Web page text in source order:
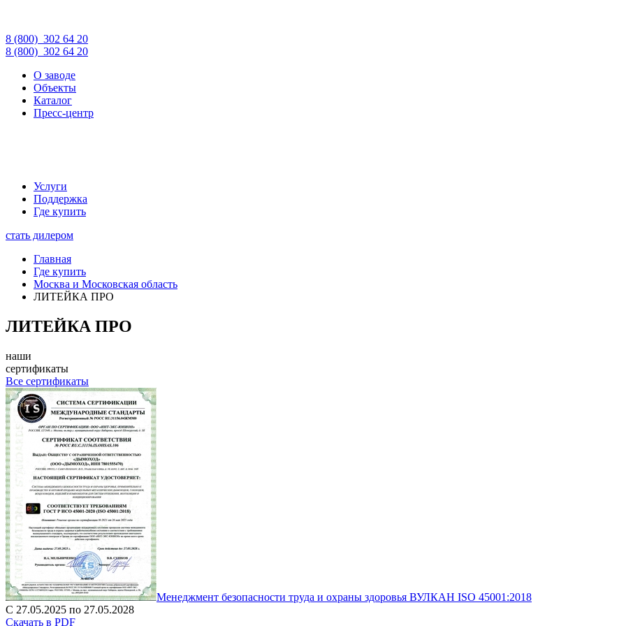
8 (800) 302 64 20
8 (800) 302 64 20
О заводе
Объекты
Каталог
Пресс-центр
Услуги
Поддержка
Где купить
стать дилером
Главная
Где купить
Москва и Московская область
ЛИТЕЙКА ПРО
ЛИТЕЙКА ПРО
наши
сертификаты
Все сертификаты
Менеджмент безопасности труда и охраны здоровья ВУЛКАН ISO 45001:2018
С 27.05.2025 по 27.05.2028
Скачать в PDF